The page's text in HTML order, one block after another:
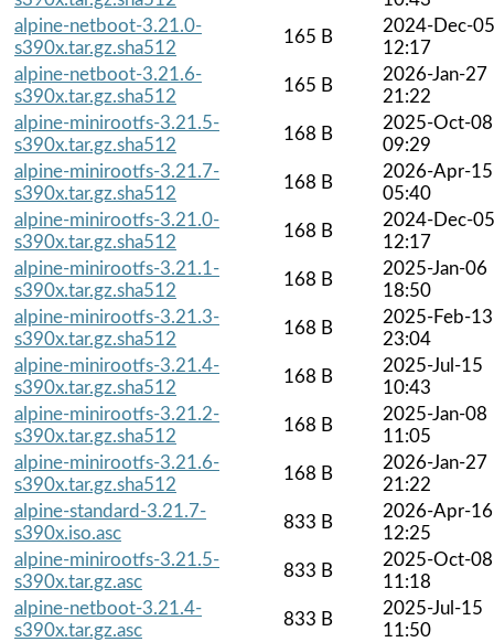
alpine-netboot-3.21.0-
s390x.tar.gz.sha512
165 B
2024-Dec-05
12:17
alpine-netboot-3.21.6-
s390x.tar.gz.sha512
165 B
2026-Jan-27
21:22
alpine-minirootfs-3.21.5-
s390x.tar.gz.sha512
168 B
2025-Oct-08
09:29
alpine-minirootfs-3.21.7-
s390x.tar.gz.sha512
168 B
2026-Apr-15
05:40
alpine-minirootfs-3.21.0-
s390x.tar.gz.sha512
168 B
2024-Dec-05
12:17
alpine-minirootfs-3.21.1-
s390x.tar.gz.sha512
168 B
2025-Jan-06
18:50
alpine-minirootfs-3.21.3-
s390x.tar.gz.sha512
168 B
2025-Feb-13
23:04
alpine-minirootfs-3.21.4-
s390x.tar.gz.sha512
168 B
2025-Jul-15
10:43
alpine-minirootfs-3.21.2-
s390x.tar.gz.sha512
168 B
2025-Jan-08
11:05
alpine-minirootfs-3.21.6-
s390x.tar.gz.sha512
168 B
2026-Jan-27
21:22
alpine-standard-3.21.7-
s390x.iso.asc
833 B
2026-Apr-16
12:25
alpine-minirootfs-3.21.5-
s390x.tar.gz.asc
833 B
2025-Oct-08
11:18
alpine-netboot-3.21.4-
s390x.tar.gz.asc
833 B
2025-Jul-15
11:50